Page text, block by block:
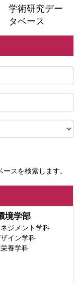
学術研究デー
タベース
スを検索します。
境学部
ジメント学科
イン学科
養学科